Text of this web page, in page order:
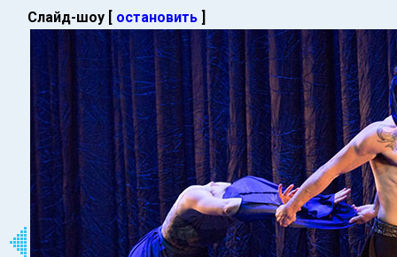
Слайд-шоу [ остановить ]